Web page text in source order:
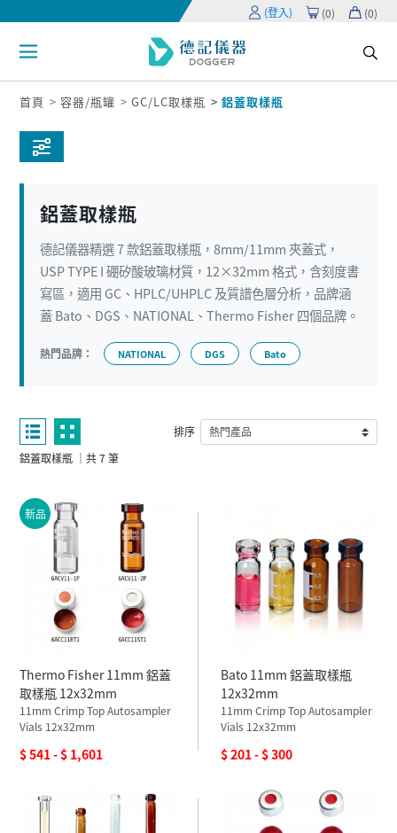
(登入) (0) (0)
首頁 容器/瓶罐 GC/LC取樣瓶 鋁蓋取樣瓶
鋁蓋取樣瓶
德記儀器精選 7 款鋁蓋取樣瓶，8mm/11mm 夾蓋式，
USP TYPE I 硼矽酸玻璃材質，12×32mm 格式，含刻度書
寫區，適用 GC、HPLC/UHPLC 及質譜色層分析，品牌涵
蓋 Bato、DGS、NATIONAL、Thermo Fisher 四個品牌。
熱門品牌： NATIONAL DGS Bato
鋁蓋取樣瓶 ｜共 7 筆
排序
新品
Thermo Fisher 11mm 鋁蓋
取樣瓶 12x32mm
11mm Crimp Top Autosampler
Vials 12x32mm
$ 541 - $ 1,601
Bato 11mm 鋁蓋取樣瓶
12x32mm
11mm Crimp Top Autosampler
Vials 12x32mm
$ 201 - $ 300